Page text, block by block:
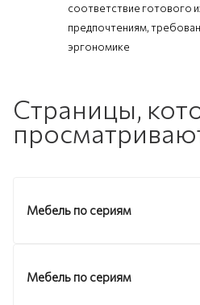
соответствие готового
предпочтениям,
эргономике
Страницы,
Мебель по сериям
Мебель по сериям